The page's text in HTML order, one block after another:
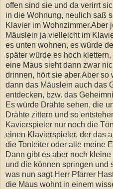
offen sind sie und da verirrt
in die Wohnung, neulich saß
Klavier im Wohnzimmer.Aber
Mäuslein ja vielleicht im
es unten wohnen, es würde
später würde es hoch
eine Maus sieht dann zwar
drinnen, hört sie aber.Aber
dann das Mäuslein auch das
entdecken, bzw. das
Es würde Drähte sehen, die
Drähte zittern und so
Kavierspieler nur noch die
einen Klavierspieler, der das
die Tonleiter oder alle meine
Dann gibt es aber noch
und die können springen und
was nun sagt Herr Pfarrer
die Maus wohnt in einem